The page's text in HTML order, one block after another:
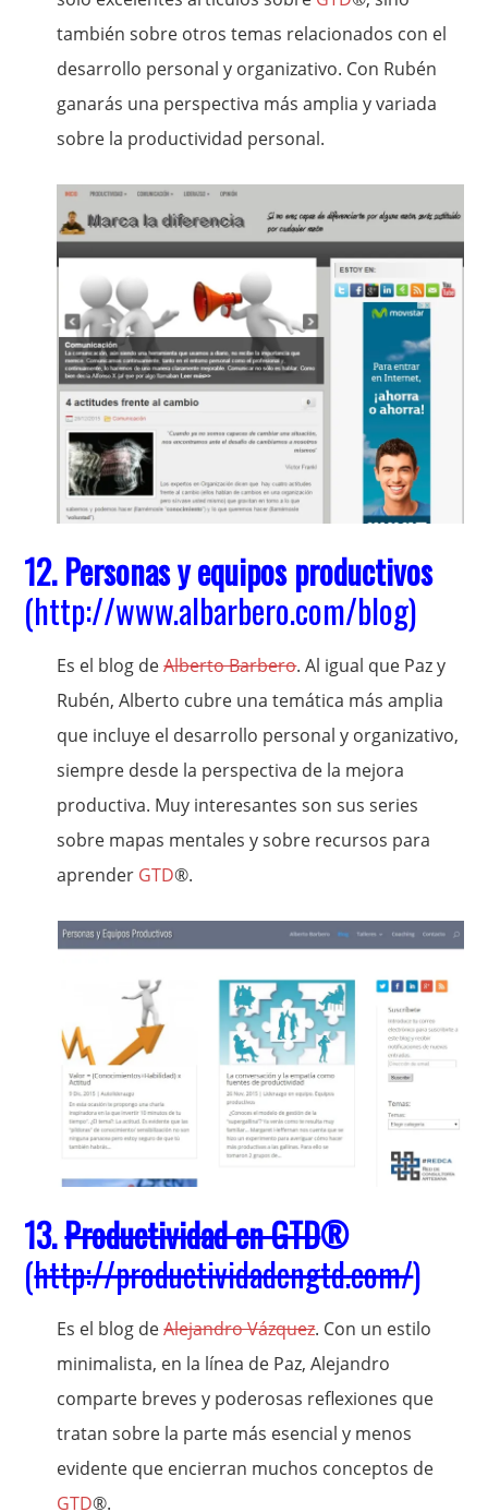
también sobre otros temas relacionados con el
desarrollo personal y organizativo. Con Rubén
ganarás una perspectiva más amplia y variada
sobre la productividad personal.
12.Personas y equipos productivos
(http://www.albarbero.com/blog)
Es el blog deAlberto Barbero. Al igual que Paz y
Rubén, Alberto cubre una temática más amplia
que incluye el desarrollo personal y organizativo,
siempre desde la perspectiva de la mejora
productiva. Muy interesantes son sus series
sobre mapas mentales y sobre recursos para
aprender GTD®.
13.Productividad en GTD®
(http://productividadengtd.com/)
Es el blog deAlejandro Vázquez. Con un estilo
minimalista, en la línea de Paz, Alejandro
comparte breves y poderosas reflexiones que
tratan sobre la parte más esencial y menos
evidente que encierran muchos conceptos de
GTD®.